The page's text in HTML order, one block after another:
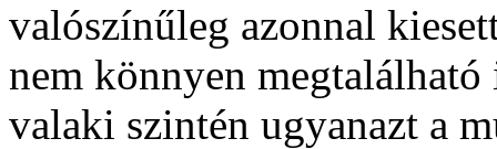
valószínűleg azonnal
nem könnyen
valaki szintén ugyanazt a